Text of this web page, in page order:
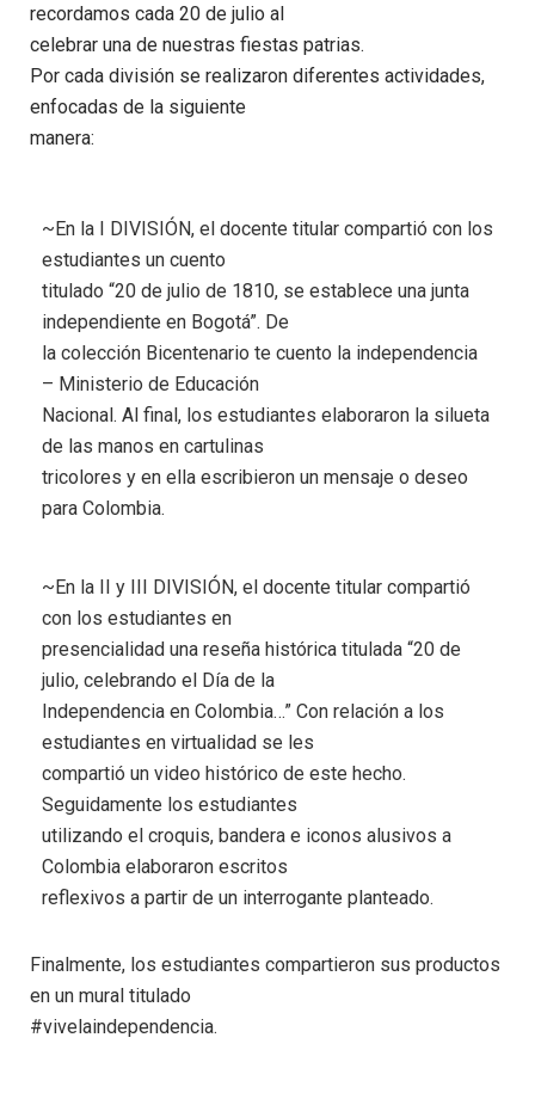
recordamos cada 20 de julio al
celebrar una de nuestras fiestas patrias.
Por cada división se realizaron diferentes actividades,
enfocadas de la siguiente
manera:
~En la I DIVISIÓN, el docente titular compartió con los
estudiantes un cuento
titulado “20 de julio de 1810, se establece una junta
independiente en Bogotá”. De
la colección Bicentenario te cuento la independencia
– Ministerio de Educación
Nacional. Al final, los estudiantes elaboraron la silueta
de las manos en cartulinas
tricolores y en ella escribieron un mensaje o deseo
para Colombia.
~En la II y III DIVISIÓN, el docente titular compartió
con los estudiantes en
presencialidad una reseña histórica titulada “20 de
julio, celebrando el Día de la
Independencia en Colombia…” Con relación a los
estudiantes en virtualidad se les
compartió un video histórico de este hecho.
Seguidamente los estudiantes
utilizando el croquis, bandera e iconos alusivos a
Colombia elaboraron escritos
reflexivos a partir de un interrogante planteado.
Finalmente, los estudiantes compartieron sus productos
en un mural titulado
#vivelaindependencia.